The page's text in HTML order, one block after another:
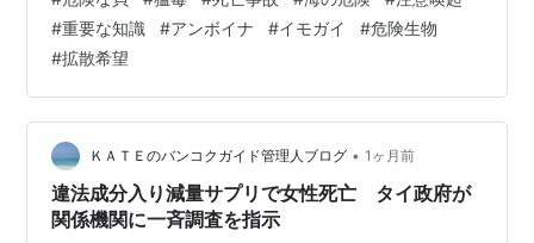
#重要な知識 #アンボイナ #イモガイ #危険生物
#拡散希望
ＫＡＴＥのバンコクガイド管理人ブログ • 1ヶ月前
違法成分入り減量サプリで女性死亡 タイ政府が
関係機関に一斉調査を指示